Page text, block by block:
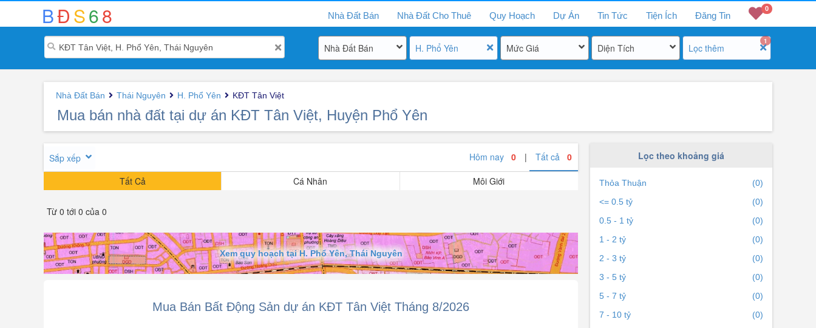
BĐS68 Nhà Đất Bán Nhà Đất Cho Thuê Quy Hoạch Dự Án Tin Tức Tiện Ích Đăng Tin
0
Nhà Đất Bán H. Phổ Yên Mức Giá Diện Tích
1
Lọc thêm
Nhà Đất Bán Thái Nguyên H. Phổ Yên KĐT Tân Việt
Mua bán nhà đất tại dự án KĐT Tân Việt, Huyện Phổ Yên
Sắp xếp Hôm nay 0 | Tất cả 0
Tất Cả
Cá Nhân Môi Giới
Từ 0 tới 0 của 0
Xem quy hoạch tại H. Phổ Yên, Thái Nguyên
Mua Bán Bất Động Sản dự án KĐT Tân Việt Tháng 8/2026
Lọc theo khoảng giá
Thỏa Thuận
(0)
<= 0.5 tỷ
(0)
0.5 - 1 tỷ
(0)
1 - 2 tỷ
(0)
2 - 3 tỷ
(0)
3 - 5 tỷ
(0)
5 - 7 tỷ
(0)
7 - 10 tỷ
(0)